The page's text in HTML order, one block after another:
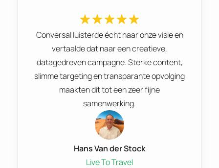
Conversal luisterde écht naar onze visie en
vertaalde dat naar een creatieve,
datagedreven campagne. Sterke content,
slimme targeting en transparante opvolging
maakten dit tot een zeer fijne
samenwerking.
Hans Van der Stock
Live To Travel